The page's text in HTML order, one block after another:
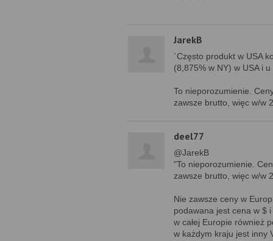
JarekB
´Często produkt w USA
(8,875% w NY) w USA i
To nieporozumienie.
zawsze brutto, więc w/w
deel77
@JarekB
"To nieporozumienie.
zawsze brutto, więc w/w
Nie zawsze ceny w
podawana jest cena w $
w całej Europie również
w każdym kraju jest inny